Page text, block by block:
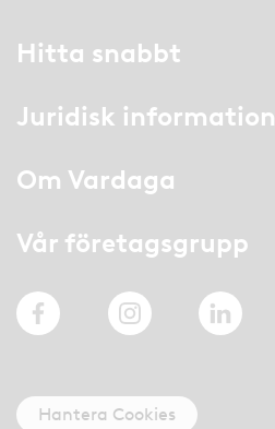
Hitta snabbt
Juridisk information
Om Vardaga
Vår företagsgrupp
FacebookInstagramLinkedIn
Hantera Cookies